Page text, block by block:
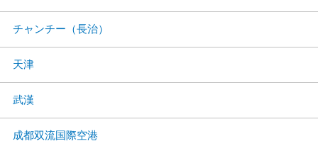
チャンチー（長治）
天津
武漢
成都双流国際空港